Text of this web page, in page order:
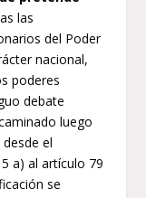
las
del Poder
nacional,
poderes
debate
luego
el
a) al artículo 79
se